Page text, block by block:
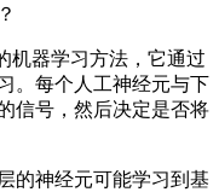
器学习方法，它通过
。每个人工神经元与下
信号，然后决定是否将
神经元可能学习到基